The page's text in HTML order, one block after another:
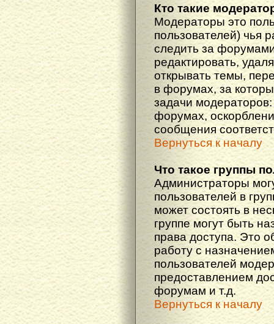
Кто такие
Модераторы это
пользователей) чья
следить за
редактировать,
открывать темы,
в форумах, за
задачи
форумах,
сообщения
Вернуться к началу
Что такое группы
Администраторы
пользователей в
может состоять в
группе могут быть
права доступа. Это
работу с
пользователей
предоставлением
форумам и т.д.
Вернуться к началу